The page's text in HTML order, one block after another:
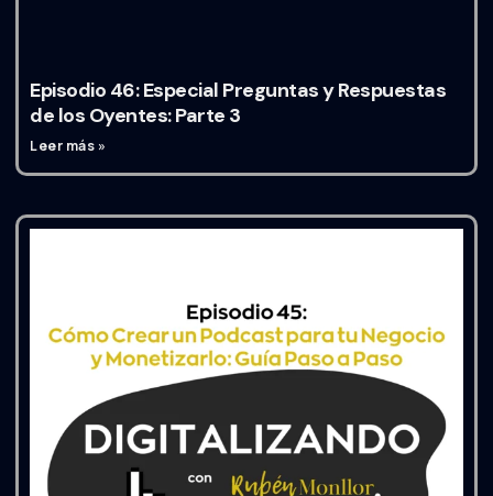
Episodio 46: Especial Preguntas y Respuestas
de los Oyentes: Parte 3
Leer más »